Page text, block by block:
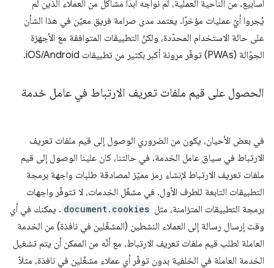
أسابيع. من الناحية العملية، لم نواجه أبدًا مشاكل من العملاء الذين لم
يُجروا أيّ عمليات مؤخرًا. يعتمد مدى صرامة فريق معيّن في هذا الشأن
على حالة الاستخدام المحدّدة، ولكنّ التطبيقات المتوافقة مع الأجهزة
الجوّالة (PWAs) توفّر مرونة أكبر بكثير من تطبيقات iOS/Android.
الحصول على قيم ملفات تعريف الارتباط في عامل خدمة
في بعض الأحيان، يكون من الضروري الوصول إلى قيم ملفات تعريف
الارتباط في سياق عامل الخدمة. في حالتنا، كان علينا الوصول إلى قيم
ملفات تعريف الارتباط لإنشاء رمز مميّز لمصادقة طلبات واجهة برمجة
التطبيقات التابعة للطرف الأول. في مشغّل الخدمات، لا تتوفّر واجهات
برمجة التطبيقات المتزامنة، مثل document.cookies . يمكنك في أي
وقت إرسال رسالة إلى العملاء النشطين (المشغّلين في نافذة) من الخدمة
العاملة لطلب قيم ملفات تعريف الارتباط، مع أنّه من الممكن أن يتم تشغيل
الخدمة العاملة في الخلفية بدون توفّر أي عملاء مشغّلين في نافذة، مثلاً